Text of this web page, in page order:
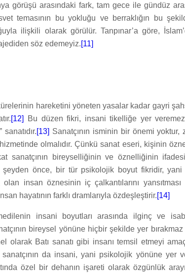
görüşü arasındaki fark, tam gece ile gündüz
temasının bu yokluğu ve berraklığın bu
ilişkili olarak görülür. Tanpınar’a göre,
söz edemeyiz.[11]
hareketini yöneten yasalar kadar gayri
[12]
Bu düzen fikri, insani tikelliğe yer
[13] Sanatçının isminin bir önemi yoktur,
olmalıdır. Çünkü sanat eseri, kişinin
sanatçının bireyselliğinin ve öznelliğinin
şeyden önce, bir tür psikolojik boyut fikridir, yani
insan öznesinin iç çalkantılarını yansıtması
hayatının farklı dramlarıyla özdeşleştirir.[14]
insani boyutları arasında ilginç ve
bireysel yönüne hiçbir şekilde yer
olarak Batı sanatı gibi insanı temsil etmeyi
da insani, yani psikolojik yönüne yer
özel bir dehanın işareti olarak özgünlük